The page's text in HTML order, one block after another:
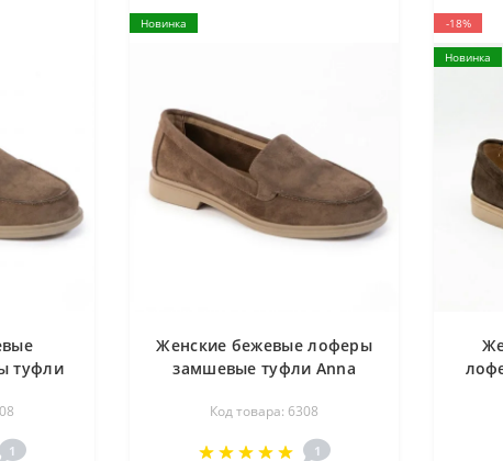
туфли
6256
1
Новинка
Женские бежевые лоферы
замшевые туфли Anna
6308 BEIGE SUEDE в стиле
Loro Piana Summer Walk
Код товара: 6308
1
-18%
Новинка